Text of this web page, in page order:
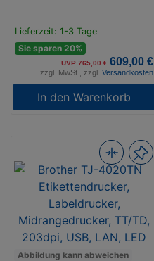
Lieferzeit: 1-3 Tage
Sie sparen 20%
UVP 765,00 € 609,00 €
zzgl. MwSt., zzgl. Versandkosten
In den Warenkorb
Abbildung kann abweichen